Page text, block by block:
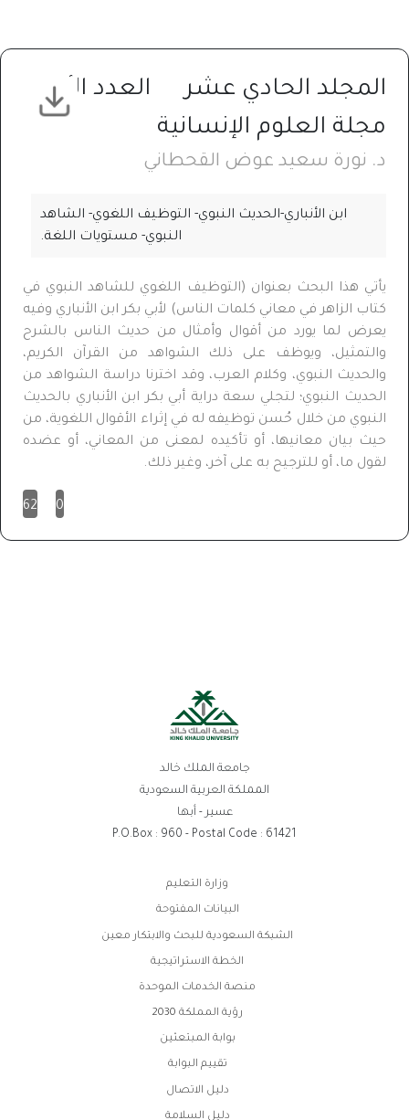
المجلد الحادي عشر
العدد الأول
مجلة العلوم الإنسانية
د. نورة سعيد عوض القحطاني
ابن الأنباري-الحديث النبوي- التوظيف اللغوي- الشاهد
النبوي- مستويات اللغة.
يأتي هذا البحث بعنوان (التوظيف اللغوي للشاهد النبوي في
كتاب الزاهر في معاني كلمات الناس) لأبي بكر ابن الأنباري وفيه
يعرض لما يورد من أقوال وأمثال من حديث الناس بالشرح
والتمثيل، ويوظف على ذلك الشواهد من القرآن الكريم،
والحديث النبوي، وكلام العرب، وقد اخترنا دراسة الشواهد من
الحديث النبوي؛ لتجلي سعة دراية أبي بكر ابن الأنباري بالحديث
النبوي من خلال حُسن توظيفه له في إثراء الأقوال اللغوية، من
حيث بيان معانيها، أو تأكيده لمعنى من المعاني، أو عضده
لقول ما، أو للترجيح به على آخر، وغير ذلك.
0
62
جامعة الملك خالد
المملكة العربية السعودية
عسير - أبها
P.O.Box : 960 - Postal Code : 61421
وزارة التعليم
البيانات المفتوحة
الشبكة السعودية للبحث والابتكار معين
الخطة الاستراتيجية
منصة الخدمات الموحدة
رؤية المملكة 2030
بوابة المبتعثين
تقييم البوابة
دليل الاتصال
دليل السلامة